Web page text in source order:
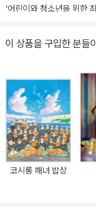
1920년 여름, 그랜트 우드는
닫게 됩니다. 그건 훌륭한 화
을 그려야 한다는 사실이었죠. 그랜트 우드에게 관심 있는 주제와 대
상은 무엇이었을까요? 바
지냈던 주위 사람들이었어
이 책에는 그랜트 우드가 농
로는 어릴 때 살던 시더래피
은 자신의 뿌리이자 그가 사
농장 풍경은 이후 그의 모든
‘어린이와 청소년을 위한 최고의 책’
서 태어난 화가입니다. 그
럽의 거장들이 그린 작품
해 “화가는 반드시 자신이
을 그려야 한다.”는 중요한 가르침
풍경과 자신의 고향에서
일상 속의 아름다움을 그리기 시작했습
으로 유명한 작품은 1930
n Gothic)입니다. 이 작품
이 상품을 구입한 분들
코시롱 해녀 밥상